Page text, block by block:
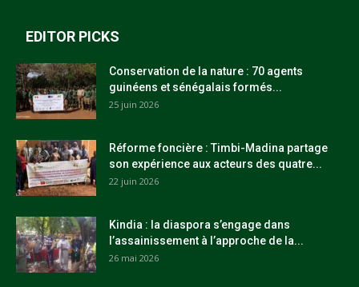
EDITOR PICKS
Conservation de la nature : 70 agents
guinéens et sénégalais formés...
25 juin 2026
Réforme foncière : Timbi-Madina partage
son expérience aux acteurs des quatre...
22 juin 2026
Kindia : la diaspora s’engage dans
l’assainissement à l’approche de la...
26 mai 2026